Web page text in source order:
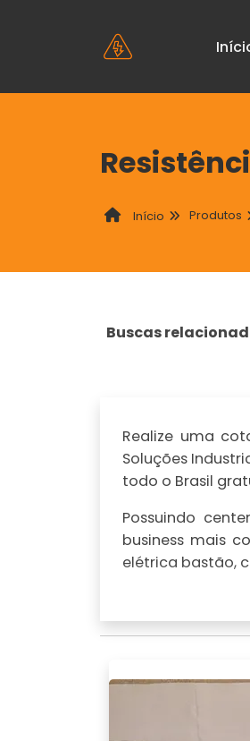
Início Produtos
Buscas
Realize uma
Soluções
todo o Brasil
Possuindo
business mais
elétrica bastão,